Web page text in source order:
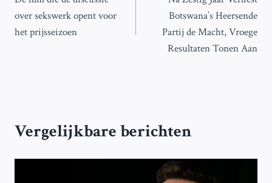
navigatie
over sekswerk opent voor
het prijsseizoen
Botswana’s Heersende
Partij de Macht, Vroege
Resultaten Tonen Aan
Vergelijkbare berichten